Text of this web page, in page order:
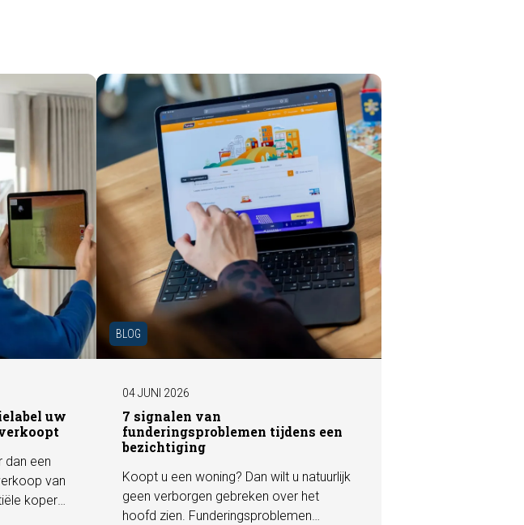
uw
dan een
van
kopers
BLOG
04 JUNI 2026
7 signalen van
funderingsproblemen tijdens een
bezichtiging
Koopt u een woning? Dan wilt u natuurlijk
geen verborgen gebreken over het
hoofd zien. Funderingsproblemen